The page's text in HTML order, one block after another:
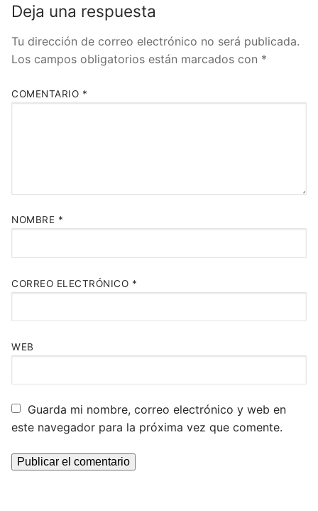
Deja una respuesta
Tu dirección de correo electrónico no será publicada.
Los campos obligatorios están marcados con *
COMENTARIO *
NOMBRE *
CORREO ELECTRÓNICO *
WEB
Guarda mi nombre, correo electrónico y web en
este navegador para la próxima vez que comente.